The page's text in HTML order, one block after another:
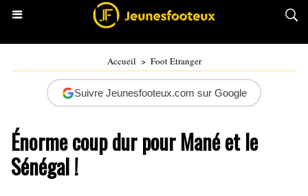
Accueil > Foot Etranger
Suivre Jeunesfooteux.com sur Google
Énorme coup dur pour Mané et le
Sénégal !